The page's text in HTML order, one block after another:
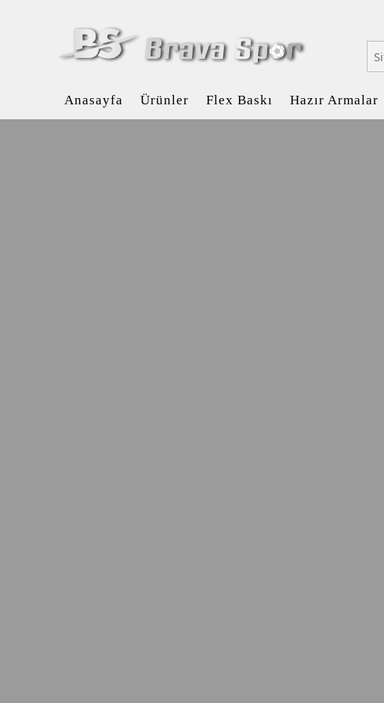
Anasayfa Ürünler Flex Baskı Hazır Armalar